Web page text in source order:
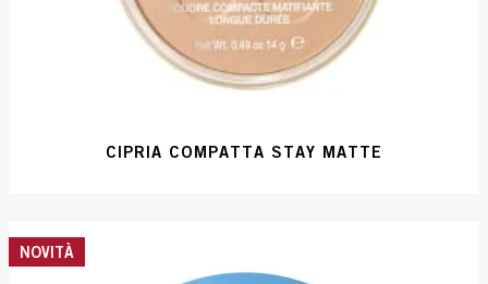
CIPRIA COMPATTA STAY MATTE
NOVITÀ